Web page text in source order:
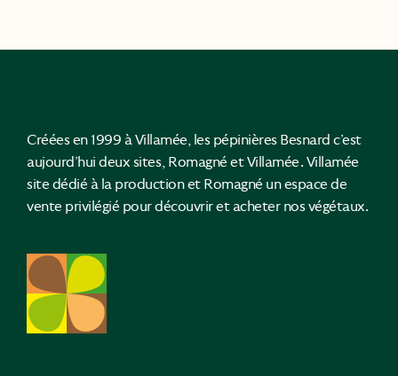
Créées en 1999 à Villamée, les pépinières Besnard c’est
aujourd’hui deux sites, Romagné et Villamée. Villamée
site dédié à la production et Romagné un espace de
vente privilégié pour découvrir et acheter nos végétaux.